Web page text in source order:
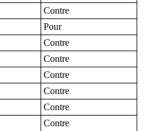
Contre
Pour
Contre
Contre
Contre
Contre
Contre
Contre